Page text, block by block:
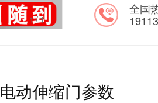
1/1
全国
电动伸缩门参数